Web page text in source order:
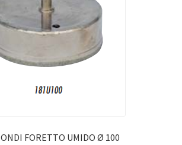
FORETTO UMIDO Ø 100